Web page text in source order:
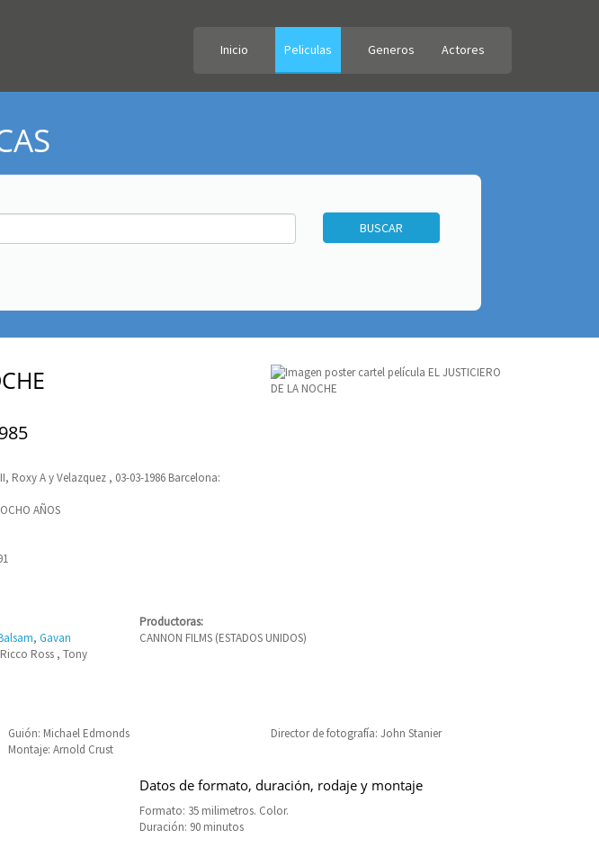
Inicio Peliculas Generos Actores
Roxy A y Velazquez , 03-03-1986 Barcelona:
AÑOS
, Gavan
Ross , Tony
Productoras:
CANNON FILMS (ESTADOS UNIDOS)
Guión: Michael Edmonds
Director de fotografía: John Stanier
Montaje: Arnold Crust
Datos de formato, duración, rodaje y montaje
Formato: 35 milimetros. Color.
Duración: 90 minutos